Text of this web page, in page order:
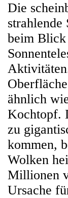
Die
strahlende
beim
ähnlich
Kochtopf.
zu
kommen,
Wolken
Millionen
Ursache